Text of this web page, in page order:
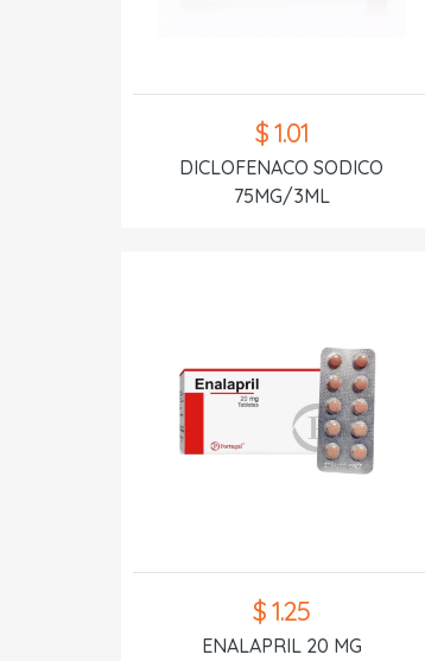
$ 1.01
DICLOFENACO SODICO
75MG/3ML
$ 1.25
ENALAPRIL 20 MG